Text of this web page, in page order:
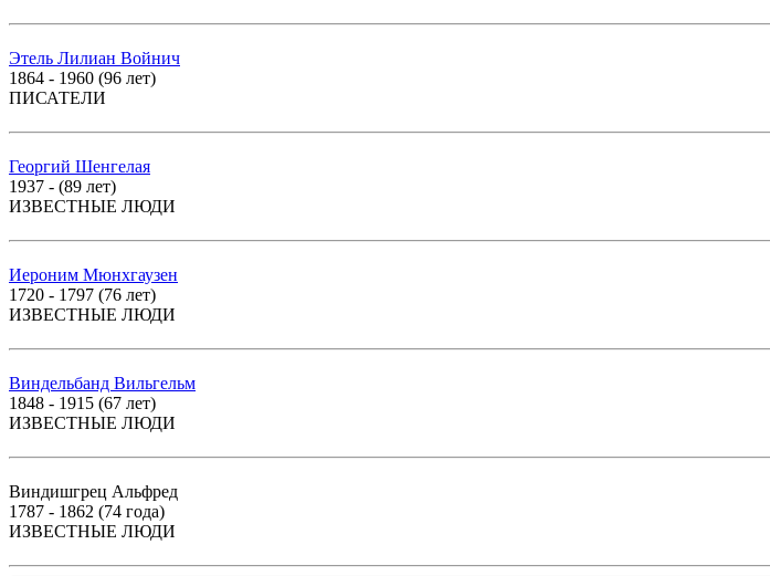
Этель Лилиан Войнич
1864 - 1960 (96 лет)
ПИСАТЕЛИ
Георгий Шенгелая
1937 - (89 лет)
ИЗВЕСТНЫЕ ЛЮДИ
Иероним Мюнхгаузен
1720 - 1797 (76 лет)
ИЗВЕСТНЫЕ ЛЮДИ
Виндельбанд Вильгельм
1848 - 1915 (67 лет)
ИЗВЕСТНЫЕ ЛЮДИ
Виндишгрец Альфред
1787 - 1862 (74 года)
ИЗВЕСТНЫЕ ЛЮДИ